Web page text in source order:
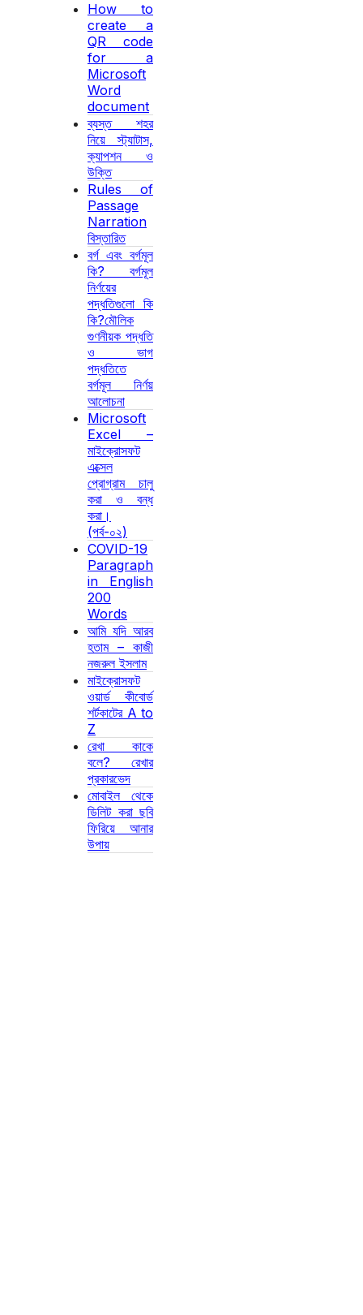
How to
create a
QR code
for a
Microsoft
Word
document
ব্যস্ত শহর
নিয়ে স্ট্যাটাস,
ক্যাপশন ও
উক্তি
Rules of
Passage
Narration
বিস্তারিত
বর্গ এবং বর্গমূল
কি? বর্গমূল
নির্ণয়ের
পদ্ধতিগুলো কি
কি?মৌলিক
গুণনীয়ক পদ্ধতি
ও ভাগ
পদ্ধতিতে
বর্গমূল নির্ণয়
আলোচনা
Microsoft
Excel –
মাইক্রোসফট
এক্সেল
প্রোগ্রাম চালু
করা ও বন্ধ
করা।
(পর্ব-০২)
COVID-19
Paragraph
in English
200
Words
আমি যদি আরব
হতাম – কাজী
নজরুল ইসলাম
মাইক্রোসফট
ওয়ার্ড কীবোর্ড
শর্টকাটের A to
Z
রেখা কাকে
বলে? রেখার
প্রকারভেদ
মোবাইল থেকে
ডিলিট করা ছবি
ফিরিয়ে আনার
উপায়